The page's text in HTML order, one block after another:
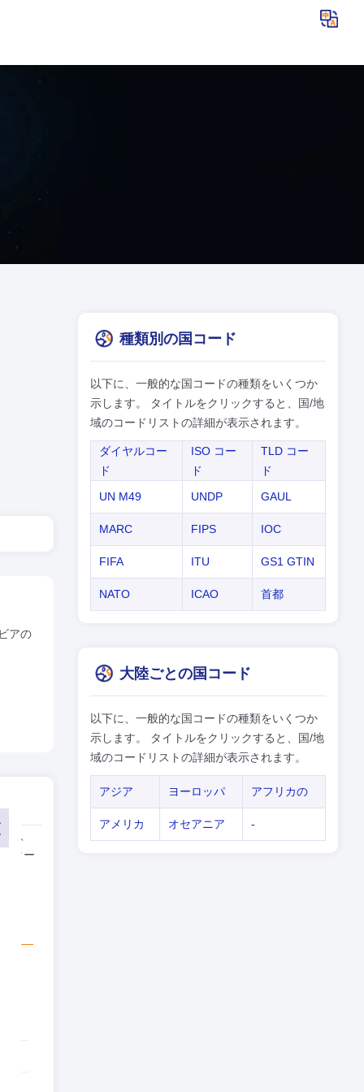
アの
、
ター
種類別の国コード
以下に、一般的な国コードの種類をいくつか
示します。 タイトルをクリックすると、国/地
域のコードリストの詳細が表示されます。
ダイヤルコー
ド
ISO コー
ド
TLD コー
ド
UN M49
UNDP GAUL
MARC FIPS IOC
FIFA ITU GS1 GTIN
NATO ICAO 首都
大陸ごとの国コード
以下に、一般的な国コードの種類をいくつか
示します。 タイトルをクリックすると、国/地
域のコードリストの詳細が表示されます。
アジア ヨーロッパ アフリカの
アメリカ オセアニア -